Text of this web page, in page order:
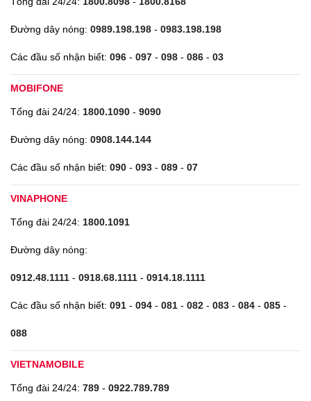
Đường dây nóng: 0989.198.198 - 0983.198.198
Các đầu số nhận biết: 096 - 097 - 098 - 086 - 03
MOBIFONE
Tổng đài 24/24: 1800.1090 - 9090
Đường dây nóng: 0908.144.144
Các đầu số nhận biết: 090 - 093 - 089 - 07
VINAPHONE
Tổng đài 24/24: 1800.1091
Đường dây nóng:
0912.48.1111 - 0918.68.1111 - 0914.18.1111
Các đầu số nhận biết: 091 - 094 - 081 - 082 - 083 - 084 - 085 -
088
VIETNAMOBILE
Tổng đài 24/24: 789 - 0922.789.789